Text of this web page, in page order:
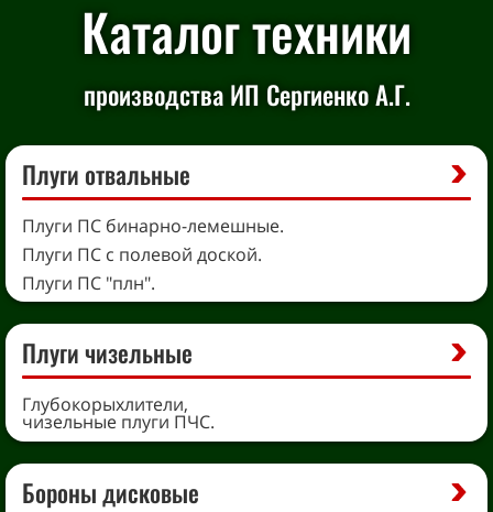
Каталог техники
производства ИП Сергиенко А.Г.
Плуги отвальные
Плуги ПС бинарно-лемешные.
Плуги ПС с полевой доской.
Плуги ПС "плн".
Плуги чизельные
Глубокорыхлители,
чизельные плуги ПЧС.
Бороны дисковые